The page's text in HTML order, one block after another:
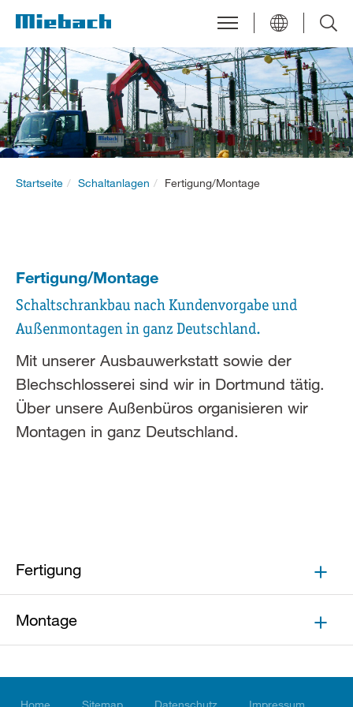
Startseite Schaltanlagen Fertigung/Montage
Fertigung/Montage
Schaltschrankbau nach Kundenvorgabe und
Außenmontagen in ganz Deutschland.
Mit unserer Ausbauwerkstatt sowie der
Blechschlosserei sind wir in Dortmund tätig.
Über unsere Außenbüros organisieren wir
Montagen in ganz Deutschland.
Fertigung
Montage
Home Sitemap Datenschutz Impressum